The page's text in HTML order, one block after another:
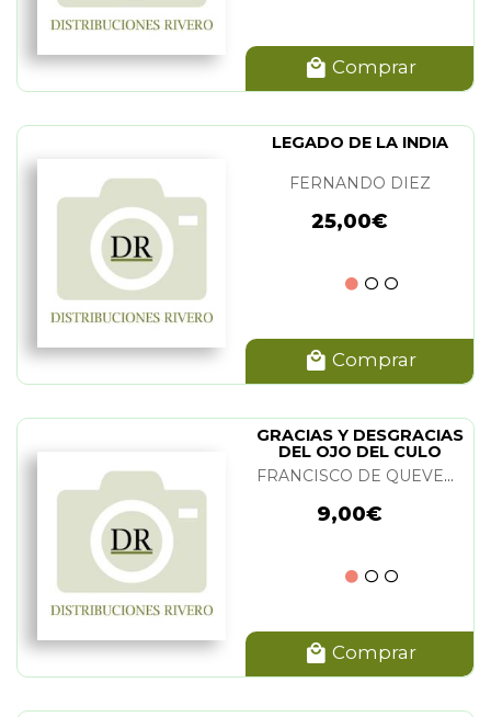
Comprar
LEGADO DE LA INDIA
FERNANDO DIEZ
25,00€
Comprar
GRACIAS Y DESGRACIAS
DEL OJO DEL CULO
FRANCISCO DE QUEVEDO
9,00€
Comprar